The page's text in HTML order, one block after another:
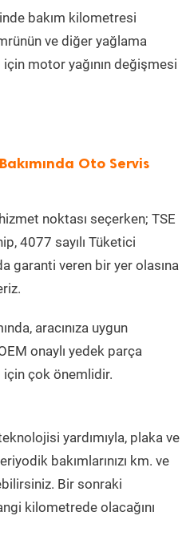
bakım kilometresi
ve diğer yağlama
motor yağının değişmesi
Oto Servis
noktası seçerken; TSE
4077 sayılı Tüketici
garanti veren bir yer olasına
aracınıza uygun
onaylı yedek parça
için çok önemlidir.
yardımıyla, plaka ve
bakımlarınızı km. ve
Bir sonraki
kilometrede olacağını